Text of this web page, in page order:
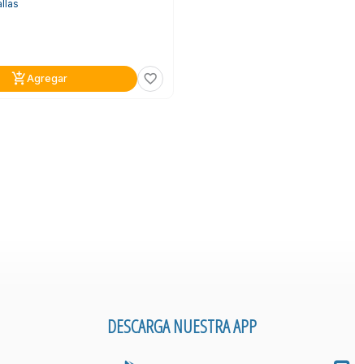
add_shopping_cartAgregar favorite_border
DESCARGA NUESTRA APP